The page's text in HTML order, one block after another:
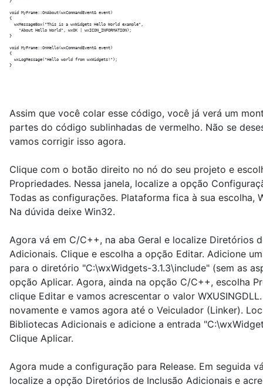
}
void MyFrame::OnAbout(wxCommandEvent& event)
{
  wxMessageBox("This is a wxWidgets Hello World example",
    "About Hello World", wxOK | wxICON_INFORMATION);
}
void MyFrame::OnHello(wxCommandEvent& event)
{
  wxLogMessage("Hello world from wxWidgets!");
Assim que você colar esse código, você já verá um
partes do código sublinhadas de vermelho. Não se
vamos corrigir isso agora.
Clique com o botão direito no nó do seu projeto e
Propriedades. Nessa janela, localize a opção
Todas as configurações. Plataforma fica à sua escolha,
Na dúvida deixe Win32.
Agora vá em C/C++, na aba Geral e localize Diretórios
Adicionais. Clique e escolha a opção Editar. Adicione
para o diretório "C:\wxWidgets-3.1.3\include" (sem as
opção Aplicar. Agora, ainda na opção C/C++, escolha
clique Editar e vamos acrescentar o valor
novamente e vamos agora até o Veiculador (Linker).
Bibliotecas Adicionais e adicione a entrada
Clique Aplicar.
Agora mude a configuração para Release. Em seguida
localize a opção Diretórios de Inclusão Adicionais e